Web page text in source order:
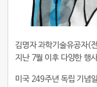
김명자 과학기술유공자(
지난 7월 이후 다양한 행
미국 249주년 독립 기념